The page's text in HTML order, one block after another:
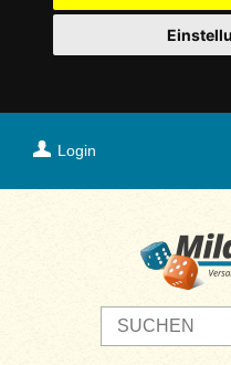
Login